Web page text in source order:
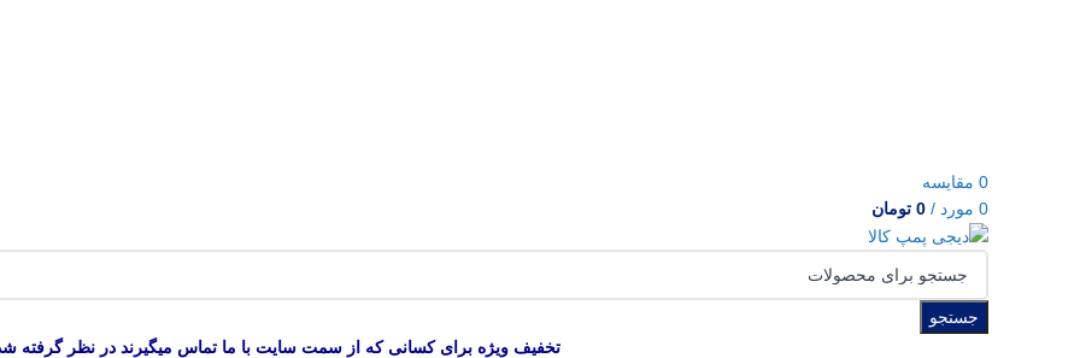
0 مقایسه
0 مورد /
0 تومان
جستجو
تخفیف ویژه برای کسانی که از سمت سایت با ما تماس میگیرند در نظر گرفته